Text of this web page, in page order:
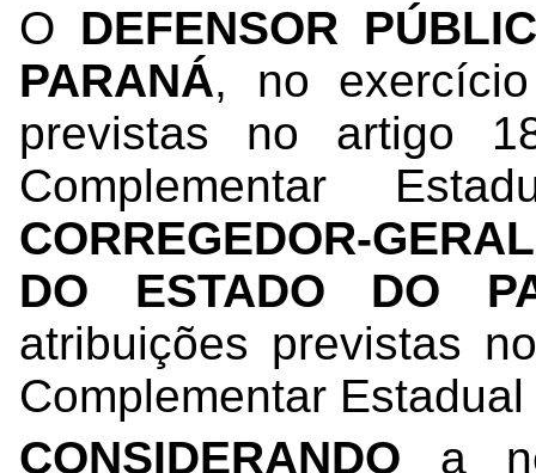
O DEFENSOR
PARANÁ, no
previstas no artigo
Complementar
CORREGEDOR-
DO ESTADO DO
atribuições previstas
Complementar Estadual
CONSIDERANDO a